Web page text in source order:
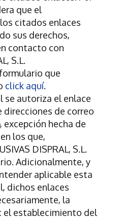
que el
citados enlaces
sus derechos,
contacto con
S.L.
que
click aquí.
se autoriza el enlace
direcciones de correo
hecha de
los que,
DISPRAL, S.L.
Adicionalmente, y
aplicable esta
dichos enlaces
la
el establecimiento del